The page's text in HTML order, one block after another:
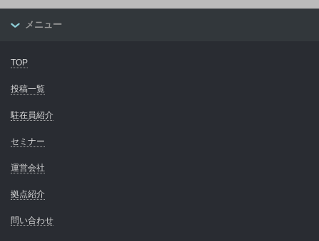
メニュー
TOP
投稿一覧
駐在員紹介
セミナー
運営会社
拠点紹介
問い合わせ